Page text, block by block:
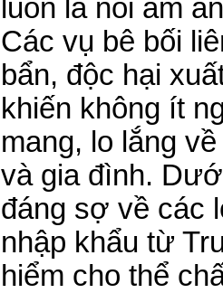
luôn là nỗi ám
Các vụ bê bối
bẩn, độc hại
khiến không ít
mang, lo lắng
và gia đình.
đáng sợ về các
nhập khẩu từ
hiểm cho thể